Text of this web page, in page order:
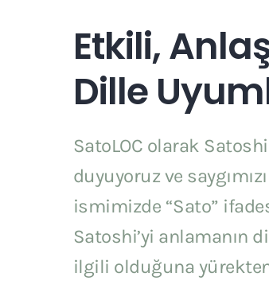
Etkili,
Dille
SatoLOC olarak
duyuyoruz ve
ismimizde “Sato”
Satoshi’yi anlamanın
ilgili olduğuna